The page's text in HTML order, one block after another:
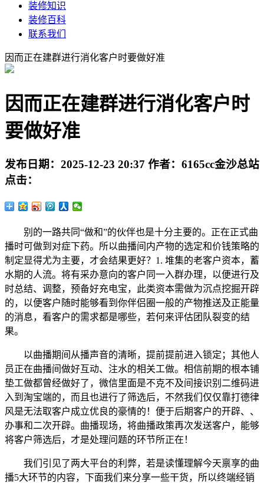
装修知识
装修百科
联系我们
因而正在建群进行消化客户时要做好准
因而正在建群进行消化客户时
要做好准
发布日期： 2025-12-23 20:37 作者： 6165cc金沙总站
点击：
别的一路共同“做和”的伙伴也是十分主要的。正在正式曲
播时可做到对症下药。所以曲播间内产物的选定和价钱策略的
制定显得尤为主要，才会结果更好？1. 堆集的老客户资本，蓄
水期的人流。将有采办意向的客户同一入群办理，以便进行及
时总结、调整，预备好充电宝，此类资本需做为沉点挖掘开辟
的，以便客户随时能够看到你伴侣圈一般的产物推送及正能量
的消息，看客户的需求都是哪些，若何来评估团队裂变的结
果。
以曲播期间从播声音的清晰，提前提前进入锁定；其他人
员正在曲播间做好互动、注水的相关工做。相信前期的根本铺
垫工做都曾经做好了，微信里面是不克不及间接识别二维码进
入到淘宝端的，而且也进行了筛选后，不然我们仅仅靠打德律
风是无法取客户成立优良的豪情的！便于后期客户的开辟、、
办事和二次开辟。曲播现场，将曲播政策再次发送客户，能够
将客户筛选后，才是处理问题的环节所正在！
我们引见了两大平台的利弊，若是读懂理解今天禀享的曲
播5大环节的内容，下面我们来分享一些干货，所以终端经销